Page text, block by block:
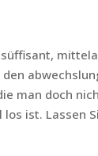
man doch
ist. Lassen